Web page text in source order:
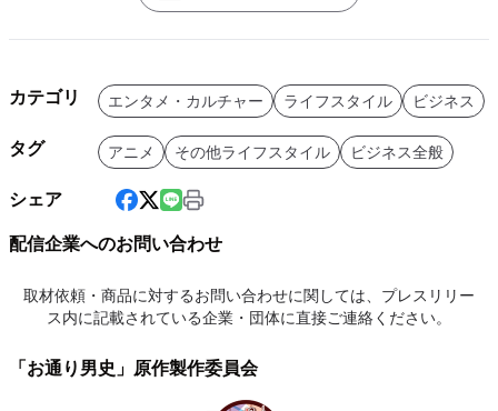
カテゴリ エンタメ・カルチャー ライフスタイル ビジネス
タグ アニメ その他ライフスタイル ビジネス全般
シェア
配信企業へのお問い合わせ
取材依頼・商品に対するお問い合わせに関しては、プレスリリー
ス内に記載されている企業・団体に直接ご連絡ください。
「お通り男史」原作製作委員会